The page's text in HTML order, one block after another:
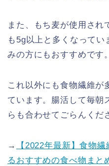
また、もち麦が使用され
も5g以上と多くなって
みの方にもおすすめです。
これ以外にも食物繊維が
ています。腸活して毎朝
らも合わせてごらんくだ
→
【2022年最新】食物
るおすすめの食べ物まと